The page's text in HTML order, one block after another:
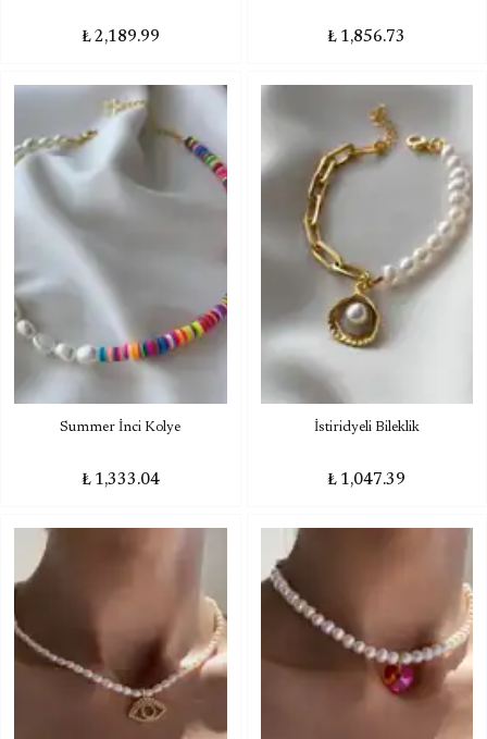
₺ 2,189.99 ₺ 1,856.73
Summer İnci Kolye
₺ 1,333.04
İstiridyeli Bileklik
₺ 1,047.39